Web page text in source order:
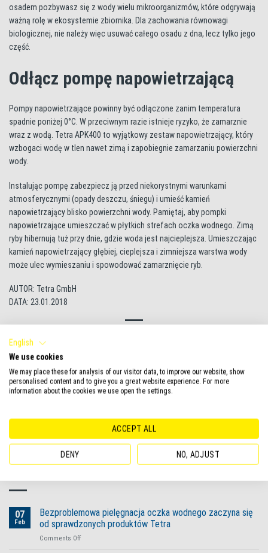
osadem pozbywasz się z wody wielu mikroorganizmów, które odgrywają
ważną rolę w ekosystemie zbiornika. Dla zachowania równowagi
biologicznej, nie należy więc usuwać całego osadu z dna, lecz tylko jego
część.
Odłącz pompę napowietrzającą
Pompy napowietrzające powinny być odłączone zanim temperatura
spadnie poniżej 0°C. W przeciwnym razie istnieje ryzyko, że zamarznie
wraz z wodą. Tetra APK400 to wyjątkowy zestaw napowietrzający, który
wzbogaci wodę w tlen nawet zimą i zapobiegnie zamarzaniu powierzchni
wody.
Instalując pompę zabezpiecz ją przed niekorystnymi warunkami
atmosferycznymi (opady deszczu, śniegu) i umieść kamień
napowietrzający blisko powierzchni wody. Pamiętaj, aby pompki
napowietrzające umieszczać w płytkich strefach oczka wodnego. Zimą
ryby hibernują tuż przy dnie, gdzie woda jest najcieplejsza. Umieszczając
kamień napowietrzający głębiej, cieplejsza i zimniejsza warstwa wody
może ulec wymieszaniu i spowodować zamarznięcie ryb.
AUTOR: Tetra GmbH
DATA: 23.01.2018
Bezproblemowa pielęgnacja
sprawdzonych produktów Tetra
07
Feb
Bezproblemowa pielęgnacja oczka wodnego zaczyna się
od sprawdzonych produktów Tetra
Comments Offon
English
We use cookies
We may place these for analysis of our visitor data, to improve our website, show
personalised content and to give you a great website experience. For more
information about the cookies we use open the settings.
ACCEPT ALL
DENY NO, ADJUST